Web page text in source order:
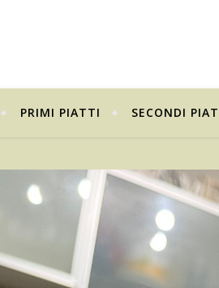
PRIMI PIATTI SECONDI